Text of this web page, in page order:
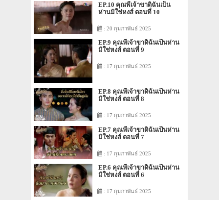
EP.10 คุณพี่เจ้าขาดิฉันเป็น
ห่านมิใช่หงส์ ตอนที่ 10
: 20 กุมภาพันธ์ 2025
EP.9 คุณพี่เจ้าขาดิฉันเป็นห่าน
มิใช่หงส์ ตอนที่ 9
: 17 กุมภาพันธ์ 2025
EP.8 คุณพี่เจ้าขาดิฉันเป็นห่าน
มิใช่หงส์ ตอนที่ 8
: 17 กุมภาพันธ์ 2025
EP.7 คุณพี่เจ้าขาดิฉันเป็นห่าน
มิใช่หงส์ ตอนที่ 7
: 17 กุมภาพันธ์ 2025
EP.6 คุณพี่เจ้าขาดิฉันเป็นห่าน
มิใช่หงส์ ตอนที่ 6
: 17 กุมภาพันธ์ 2025